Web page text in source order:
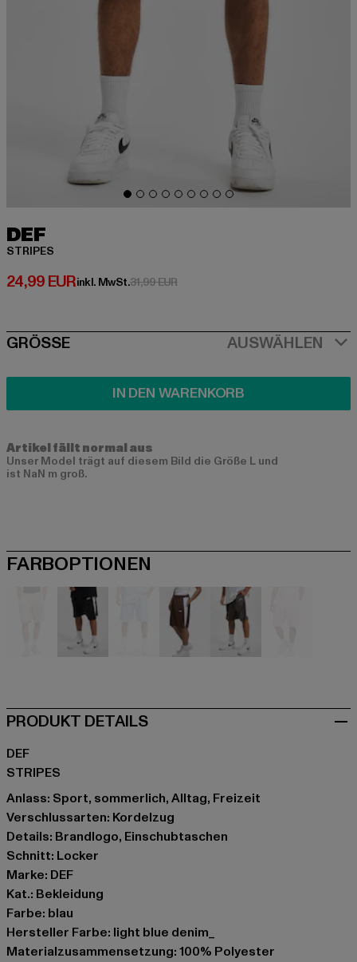
DEF
STRIPES
24,99 EUR
Derzeitiger Preis: 24,99 EUR
inkl. MwSt.31,99 EURAktionspreis: 31,99 EUR
SIZE
GRÖSSE AUSWÄHLEN
IN DEN WARENKORB
Artikel fällt normal aus
Unser Model trägt auf diesem Bild die Größe L und
ist NaN m groß.
FARBOPTIONEN
PRODUKT DETAILS
DEF
STRIPES
Anlass: Sport, sommerlich, Alltag, Freizeit
Verschlussarten: Kordelzug
Details: Brandlogo, Einschubtaschen
Schnitt: Locker
Marke: DEF
Kat.: Bekleidung
Farbe: blau
Hersteller Farbe: light blue denim_
Materialzusammensetzung: 100% Polyester